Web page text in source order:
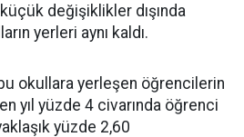
değişiklikler dışında
yerleri aynı kaldı.
okullara yerleşen öğrencilerin
yıl yüzde 4 civarında öğrenci
yüzde 2,60